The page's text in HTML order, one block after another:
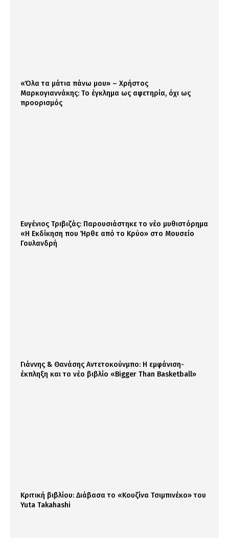
«Όλα τα μάτια πάνω μου» – Χρήστος
Μαρκογιαννάκης: Το έγκλημα ως αφετηρία, όχι ως
προορισμός
Ευγένιος Τριβιζάς: Παρουσιάστηκε το νέο μυθιστόρημα
«Η Εκδίκηση που Ήρθε από το Κρύο» στο Μουσείο
Γουλανδρή
Γιάννης & Θανάσης Αντετοκούνμπο: Η εμφάνιση-
έκπληξη και το νέο βιβλίο «Bigger Than Basketball»
Κριτική βιβλίου: Διάβασα το «Κουζίνα Τσιμπινέκο» του
Yuta Takahashi